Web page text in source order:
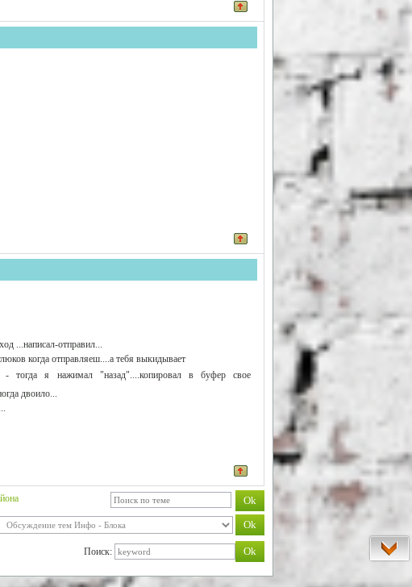
...написал-отправил...
когда отправляеш....а тебя выкидывает
тогда я нажимал "назад"....копировал в буфер свое
двоило...
Поиск: